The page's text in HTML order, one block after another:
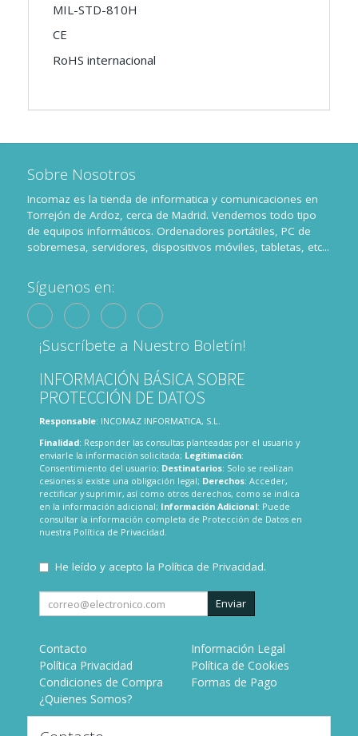
MIL-STD-810H
CE
RoHS internacional
Sobre Nosotros
Incomaz es la tienda de informatica y comunicaciones en
Torrejón de Ardoz, cerca de Madrid. Vendemos todo tipo
de equipos informáticos. Ordenadores portátiles, PC de
sobremesa, servidores, dispositivos móviles, tabletas, etc...
Síguenos en:
¡Suscríbete a Nuestro Boletín!
INFORMACIÓN BÁSICA SOBRE
PROTECCIÓN DE DATOS
Responsable: INCOMAZ INFORMATICA, S.L.
Finalidad: Responder las consultas planteadas por el usuario y
enviarle la información solicitada; Legitimación:
Consentimiento del usuario; Destinatarios: Solo se realizan
cesiones si existe una obligación legal; Derechos: Acceder,
rectificar y suprimir, así como otros derechos, como se indica
en la información adicional; Información Adicional: Puede
consultar la información completa de Protección de Datos en
nuestra Política de Privacidad
He leído y acepto la Política de Privacidad.
Enviar
Contacto
Información Legal
Política Privacidad
Política de Cookies
Condiciones de Compra
Formas de Pago
¿Quienes Somos?